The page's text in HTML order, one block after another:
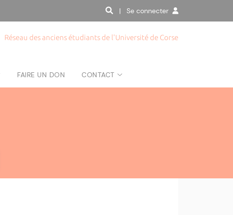
| Se connecter
Réseau des anciens étudiants de l'Université de Corse
FAIRE UN DON CONTACT